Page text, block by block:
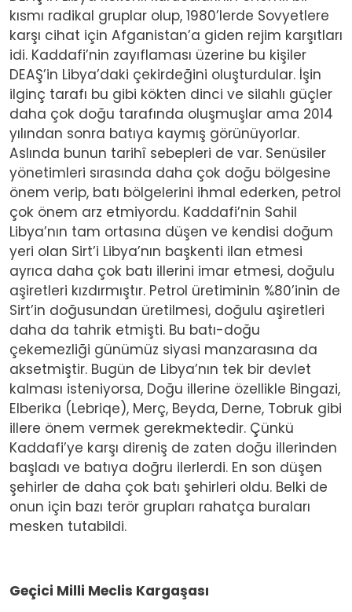
kısmı radikal gruplar olup, 1980’lerde Sovyetlere
karşı cihat için Afganistan’a giden rejim karşıtları
idi. Kaddafi’nin zayıflaması üzerine bu kişiler
DEAŞ’in Libya’daki çekirdeğini oluşturdular. İşin
ilginç tarafı bu gibi kökten dinci ve silahlı güçler
daha çok doğu tarafında oluşmuşlar ama 2014
yılından sonra batıya kaymış görünüyorlar.
Aslında bunun tarihî sebepleri de var. Senüsiler
yönetimleri sırasında daha çok doğu bölgesine
önem verip, batı bölgelerini ihmal ederken, petrol
çok önem arz etmiyordu. Kaddafi’nin Sahil
Libya’nın tam ortasına düşen ve kendisi doğum
yeri olan Sirt’i Libya’nın başkenti ilan etmesi
ayrıca daha çok batı illerini imar etmesi, doğulu
aşiretleri kızdırmıştır. Petrol üretiminin %80’inin de
Sirt’in doğusundan üretilmesi, doğulu aşiretleri
daha da tahrik etmişti. Bu batı-doğu
çekemezliği günümüz siyasi manzarasına da
aksetmiştir. Bugün de Libya’nın tek bir devlet
kalması isteniyorsa, Doğu illerine özellikle Bingazi,
Elberika (Lebriqe), Merç, Beyda, Derne, Tobruk gibi
illere önem vermek gerekmektedir. Çünkü
Kaddafi’ye karşı direniş de zaten doğu illerinden
başladı ve batıya doğru ilerlerdi. En son düşen
şehirler de daha çok batı şehirleri oldu. Belki de
onun için bazı terör grupları rahatça buraları
mesken tutabildi.
Geçici Milli Meclis Kargaşası